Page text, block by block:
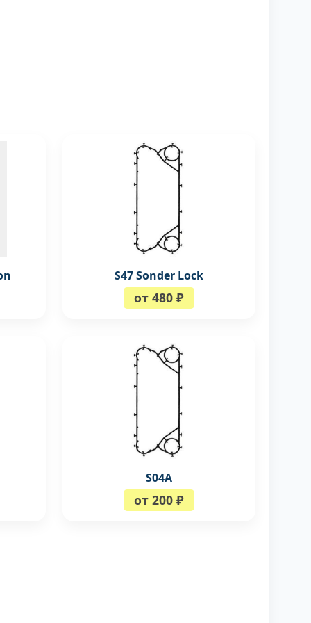
S47 Sonder Lock
от 480 ₽
S04A
от 200 ₽